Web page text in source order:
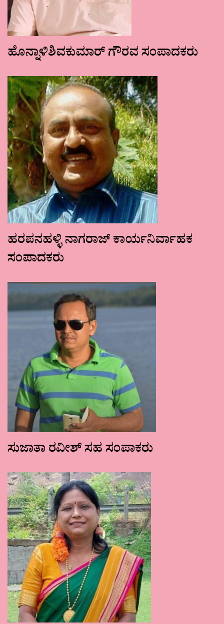
ಹೊನ್ನಾಳಿಶಿವಕುಮಾರ್ ಗೌರವ ಸಂಪಾದಕರು
ಹರಪನಹಳ್ಳಿ ನಾಗರಾಜ್ ಕಾರ್ಯನಿರ್ವಾಹಕ
ಸಂಪಾದಕರು
ಸುಜಾತಾ ರವೀಶ್ ಸಹ ಸಂಪಾಕರು